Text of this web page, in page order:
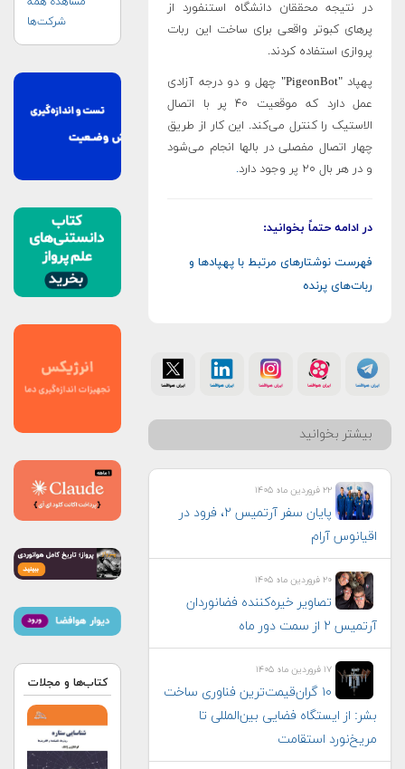
در نتیجه محققان دانشگاه استنفورد از
پرهای کبوتر واقعی برای ساخت این ربات
پروازی استفاده کردند.
پهپاد "PigeonBot" چهل و دو درجه آزادی
عمل دارد که موقعیت ۴۰ پر با اتصال
الاستیک را کنترل می‌کند. این کار از طریق
چهار اتصال مفصلی در بالها انجام می‌شود
و در هر بال ۲۰ پر وجود دارد
.
در ادامه حتماً بخوانید:
فهرست نوشتارهای مرتبط با پهپادها و
ربات‌های پرنده
بیشتر بخوانید
۲۲ فروردین ماه ۱۴۰۵
پایان سفر آرتمیس ۲، فرود در
اقیانوس آرام
۲۰ فروردین ماه ۱۴۰۵
تصاویر خیره‌کننده فضانوردان
آرتمیس ۲ از سمت دور ماه
۱۷ فروردین ماه ۱۴۰۵
۱۰ گران‌قیمت‌ترین فناوری‌ ساخت
بشر: از ایستگاه فضایی بین‌المللی تا
مریخ‌نورد استقامت
شرکت‌ها
کتاب‌ها و مجلات